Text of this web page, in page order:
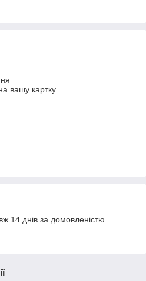
вашу картку
14 днів за домовленістю